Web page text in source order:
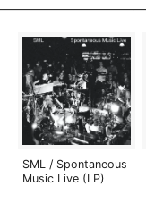
SML / Spontaneous
Music Live (LP)